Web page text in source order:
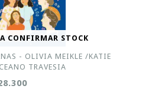
CONFIRMAR STOCK
- OLIVIA MEIKLE /KATIE
TRAVESIA